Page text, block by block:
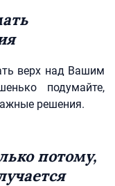
верх над Вашим
подумайте,
решения.
потому,